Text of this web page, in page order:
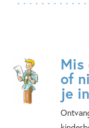
Mis
of
je